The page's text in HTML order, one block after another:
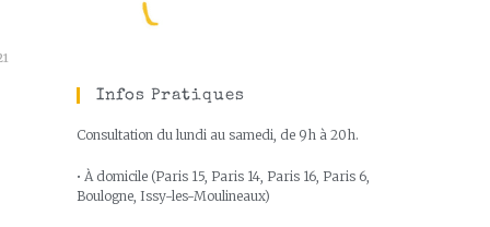
Infos Pratiques
Consultation du lundi au samedi, de 9h à 20h.
• À domicile (Paris 15, Paris 14, Paris 16, Paris 6,
Boulogne, Issy-les-Moulineaux)